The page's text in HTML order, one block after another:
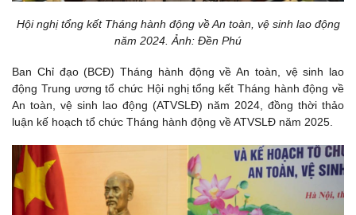
Hội nghị tổng kết Tháng hành động về An toàn, vệ sinh lao động
năm 2024. Ảnh: Đền Phú
Ban Chỉ đạo (BCĐ) Tháng hành động về An toàn, vệ sinh lao
động Trung ương tổ chức Hội nghị tổng kết Tháng hành động về
An toàn, vệ sinh lao động (ATVSLĐ) năm 2024, đồng thời thảo
luận kế hoạch tổ chức Tháng hành động về ATVSLĐ năm 2025.